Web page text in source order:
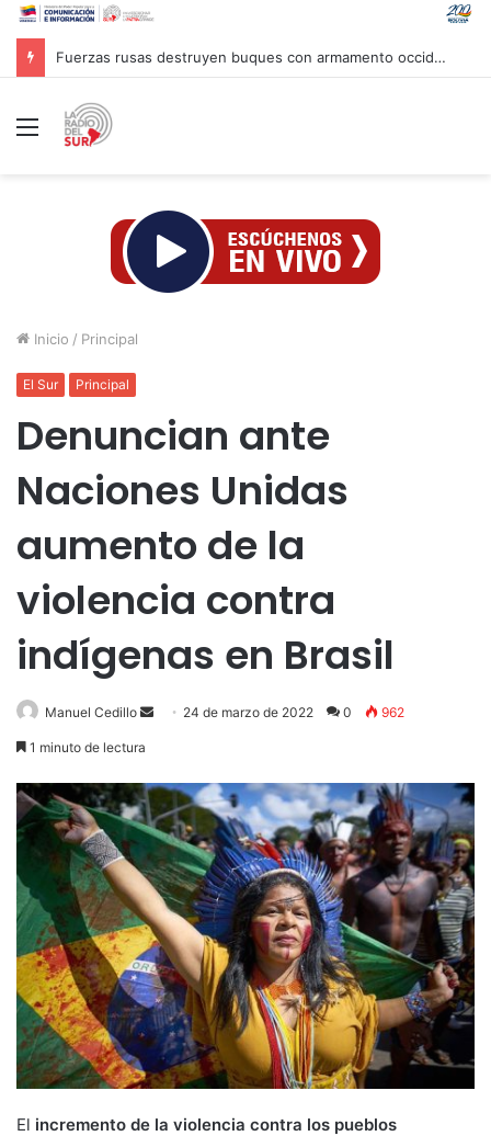
Fuerzas rusas destruyen buques con armamento occidental en el mar Negro
Menú
Inicio / Principal
El Sur Principal
Denuncian ante
Naciones Unidas
aumento de la
violencia contra
indígenas en Brasil
Manuel Cedillo
Send 24 de marzo de 2022 0 962
1 minuto de lectura
El incremento de la violencia contra los pueblos